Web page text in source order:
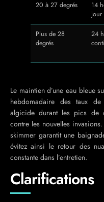
20 à 27 degrés
14
jour
Plus de 28
degrés
24
Le maintien d’une eau bleue
hebdomadaire des taux de
algicide durant les pics de
contre les nouvelles
skimmer garantit une
évitez ainsi le retour des
constante dans l’entretien.
Clarifications